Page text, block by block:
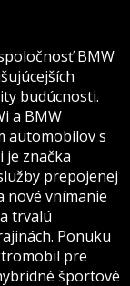
BMW
budúcnosti.
a BMW
automobilov s
je značka
prepojenej
nové vnímanie
trvalú
Ponuku
pre
športové